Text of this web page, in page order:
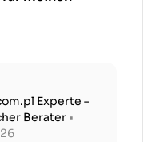
Experte –
Berater •